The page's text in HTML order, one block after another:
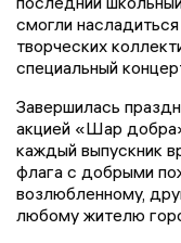
смогли
творческих
специальный
Завершилась
акцией «Шар
каждый выпускник
флага с добрыми
возлюбленному,
любому жителю